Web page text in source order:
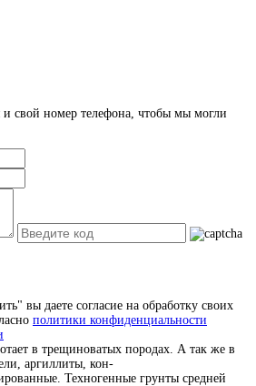
свой номер телефона, чтобы мы могли
вы даете согласие на обработку своих
политики конфиденциальности
в трещиноватых породах. А так же в
аргиллиты, кон-
Техногенные грунты средней